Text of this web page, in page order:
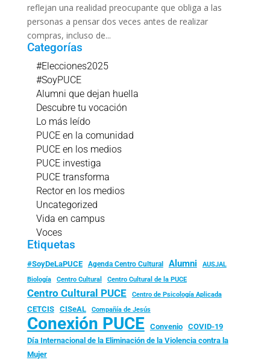
reflejan una realidad preocupante que obliga a las
personas a pensar dos veces antes de realizar
compras, incluso de...
Categorías
#Elecciones2025
#SoyPUCE
Alumni que dejan huella
Descubre tu vocación
Lo más leído
PUCE en la comunidad
PUCE en los medios
PUCE investiga
PUCE transforma
Rector en los medios
Uncategorized
Vida en campus
Voces
Etiquetas
#SoyDeLaPUCE Agenda Centro Cultural Alumni
AUSJAL
Biología
Centro Cultural Centro Cultural de la PUCE
Centro Cultural PUCE Centro de Psicología Aplicada
CETCIS CISeAL Compañía de Jesús
Conexión PUCE Convenio
COVID-19
Día Internacional de la Eliminación de la Violencia contra la
Mujer